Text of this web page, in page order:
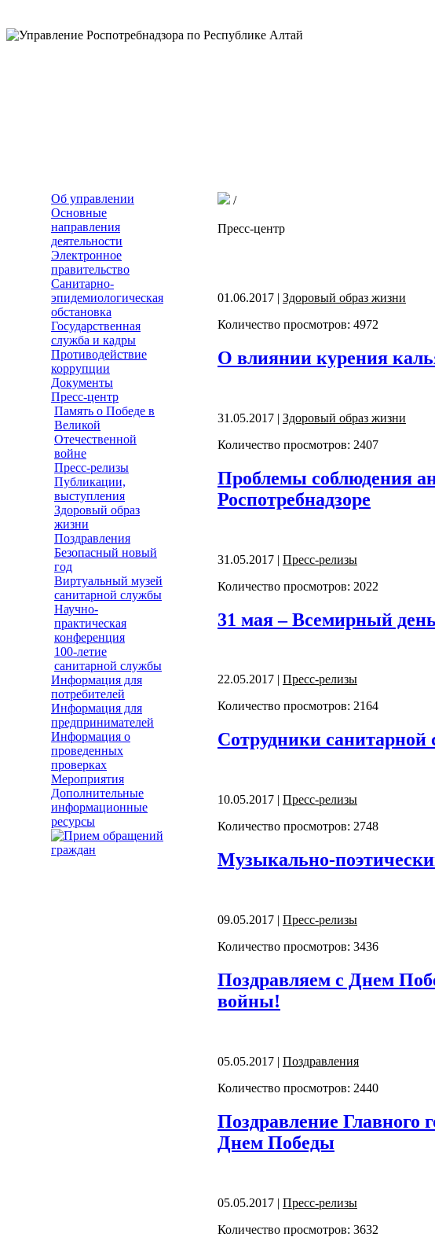
Об управлении
Основные
направления
деятельности
Электронное
правительство
Санитарно-
эпидемиологическая
обстановка
Государственная
служба и кадры
Противодействие
коррупции
Документы
Пресс-центр
Память о Победе в
Великой
Отечественной
войне
Пресс-релизы
Публикации,
выступления
Здоровый образ
жизни
Поздравления
Безопасный новый
год
Виртуальный музей
санитарной службы
Научно-
практическая
конференция
100-летие
санитарной службы
Информация для
потребителей
Информация для
предпринимателей
Информация о
проведенных
проверках
Мероприятия
Дополнительные
информационные
ресурсы
/
Пресс-центр
01.06.2017 | Здоровый образ жизни
Количество просмотров: 4972
О влиянии курения
31.05.2017 | Здоровый образ жизни
Количество просмотров: 2407
Проблемы соблюдения
Роспотребнадзоре
31.05.2017 | Пресс-релизы
Количество просмотров: 2022
31 мая – Всемирный день
22.05.2017 | Пресс-релизы
Количество просмотров: 2164
Сотрудники санитарной
10.05.2017 | Пресс-релизы
Количество просмотров: 2748
Музыкально-
09.05.2017 | Пресс-релизы
Количество просмотров: 3436
Поздравляем с Днем
войны!
05.05.2017 | Поздравления
Количество просмотров: 2440
Поздравление Главного
Днем Победы
05.05.2017 | Пресс-релизы
Количество просмотров: 3632